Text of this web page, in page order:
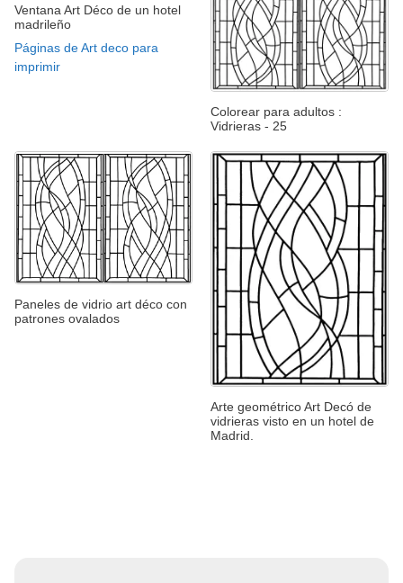
Ventana Art Déco de un hotel
madrileño
Páginas de Art deco para
imprimir
Colorear para adultos :
Vidrieras - 25
Paneles de vidrio art déco con
patrones ovalados
Arte geométrico Art Decó de
vidrieras visto en un hotel de
Madrid.